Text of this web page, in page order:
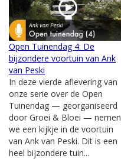
Open Tuinendag 4: De
bijzondere voortuin van Ank
van Peski
In deze vierde aflevering van
onze serie over de Open
Tuinendag — georganiseerd
door Groei & Bloei — nemen
we een kijkje in de voortuin
van Ank van Peski. Dit is een
heel bijzondere tuin...